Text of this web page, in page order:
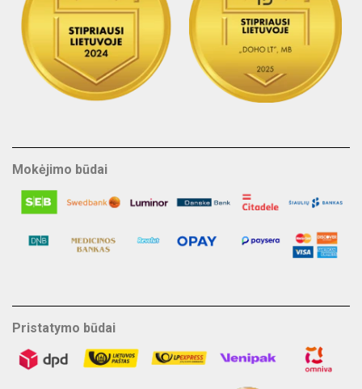
Mokėjimo būdai
Pristatymo būdai